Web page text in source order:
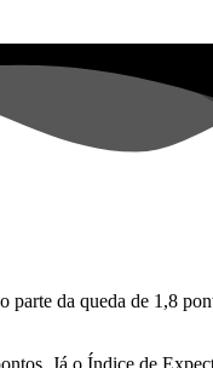
da queda de 1,8
Já o Índice de